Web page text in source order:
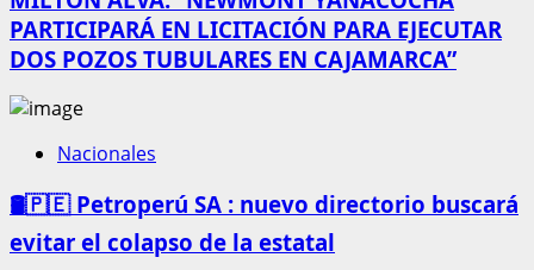
PARTICIPARÁ EN LICITACIÓN PARA EJECUTAR
DOS POZOS TUBULARES EN CAJAMARCA”
Nacionales
🛢️🇵🇪 Petroperú SA : nuevo directorio buscará
evitar el colapso de la estatal